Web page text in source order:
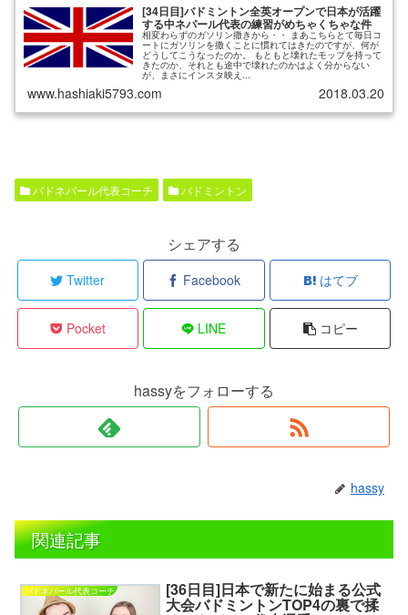
[34日目]バドミントン全英オープンで日本が活躍
する中ネパール代表の練習がめちゃくちゃな件
相変わらずのガソリン撒きから・・ まあこちらとて毎日コ
ートにガソリンを撒くことに慣れてはきたのですが、何が
どうしてこうなったのか。 もともと壊れたモップを持って
きたのか、それとも途中で壊れたのかはよく分からない
が、まさにインスタ映え...
www.hashiaki5793.com 2018.03.20
バドネパール代表コーチ バドミントン
シェアする
Twitter Facebook はてブ
Pocket LINE コピー
hassyをフォローする
hassy
関連記事
バドネパール代表コーチ [36日目]日本で新たに始まる公式
大会バドミントンTOP4の裏で揉